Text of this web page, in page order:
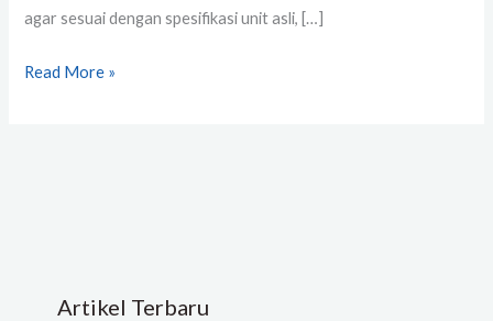
agar sesuai dengan spesifikasi unit asli, […]
Read More »
Artikel Terbaru